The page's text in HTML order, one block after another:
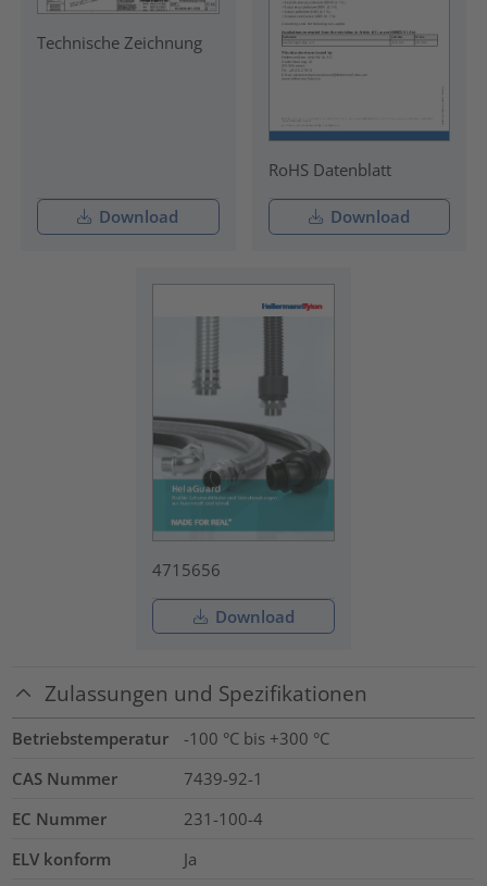
Technische Zeichnung
Download
RoHS Datenblatt
Download
4715656
Download
Zulassungen und Spezifikationen
Betriebstemperatur
-100 °C bis +300 °C
CAS Nummer
7439-92-1
EC Nummer
231-100-4
ELV konform
Ja